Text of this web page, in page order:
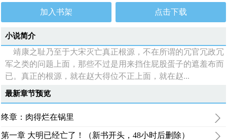
加入书架 点击下载
小说简介
靖康之耻乃至于大宋灭亡真正根源，不在所谓的冗官冗政冗
军之类的问题上面，那些不过是用来挡住屁股蛋子的遮羞布而
已。真正的根源，就在赵大得位不正上面，就在赵...
最新章节预览
终章：肉得烂在锅里
第一章 大明已经亡了！（新书开头，48小时后删除）